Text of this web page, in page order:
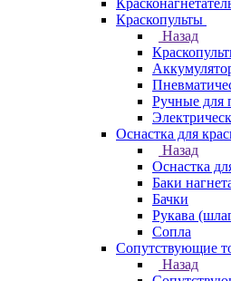
Краскопульты
Назад
Ручные для
Оснастка для
Назад
Оснастка
Баки
Бачки
Рукава
Сопла
Сопутствующие
Назад